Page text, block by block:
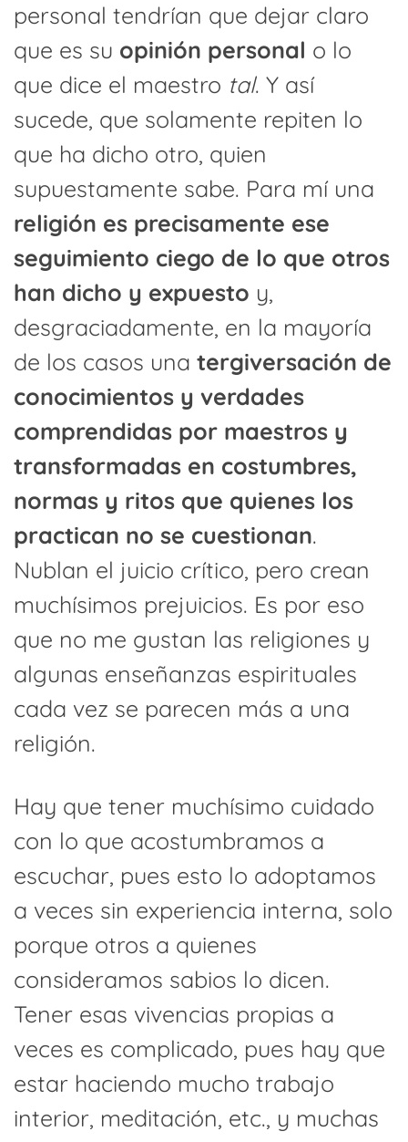
personal tendrían que dejar claro
que es su opinión personal o lo
que dice el maestro tal. Y así
sucede, que solamente repiten lo
que ha dicho otro, quien
supuestamente sabe. Para mí una
religión es precisamente ese
seguimiento ciego de lo que otros
han dicho y expuesto y,
desgraciadamente, en la mayoría
de los casos una tergiversación de
conocimientos y verdades
comprendidas por maestros y
transformadas en costumbres,
normas y ritos que quienes los
practican no se cuestionan.
Nublan el juicio crítico, pero crean
muchísimos prejuicios. Es por eso
que no me gustan las religiones y
algunas enseñanzas espirituales
cada vez se parecen más a una
religión.
Hay que tener muchísimo cuidado
con lo que acostumbramos a
escuchar, pues esto lo adoptamos
a veces sin experiencia interna, solo
porque otros a quienes
consideramos sabios lo dicen.
Tener esas vivencias propias a
veces es complicado, pues hay que
estar haciendo mucho trabajo
interior, meditación, etc., y muchas